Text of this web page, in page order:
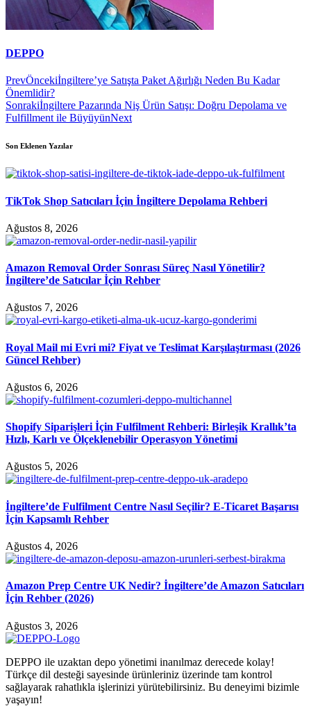
DEPPO
PrevÖncekiİngiltere’ye Satışta Paket Ağırlığı Neden Bu Kadar
Önemlidir?
Sonrakiİngiltere Pazarında Niş Ürün Satışı: Doğru Depolama ve
Fulfillment ile BüyüyünNext
Son Eklenen Yazılar
TikTok Shop Satıcıları İçin İngiltere Depolama Rehberi
Ağustos 8, 2026
Amazon Removal Order Sonrası Süreç Nasıl Yönetilir?
İngiltere’de Satıcılar İçin Rehber
Ağustos 7, 2026
Royal Mail mi Evri mi? Fiyat ve Teslimat Karşılaştırması (2026
Güncel Rehber)
Ağustos 6, 2026
Shopify Siparişleri İçin Fulfilment Rehberi: Birleşik Krallık’ta
Hızlı, Karlı ve Ölçeklenebilir Operasyon Yönetimi
Ağustos 5, 2026
İngiltere’de Fulfilment Centre Nasıl Seçilir? E-Ticaret Başarısı
İçin Kapsamlı Rehber
Ağustos 4, 2026
Amazon Prep Centre UK Nedir? İngiltere’de Amazon Satıcıları
İçin Rehber (2026)
Ağustos 3, 2026
DEPPO ile uzaktan depo yönetimi inanılmaz derecede kolay!
Türkçe dil desteği sayesinde ürünleriniz üzerinde tam kontrol
sağlayarak rahatlıkla işlerinizi yürütebilirsiniz. Bu deneyimi bizimle
yaşayın!